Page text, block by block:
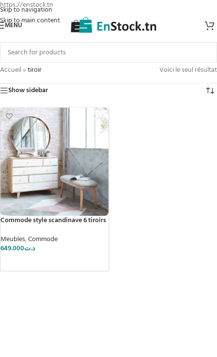
https://enstock.tn
Skip to navigation
Skip to main content
MENU
Accueil»tiroir
Voici le seul résultat
Show sidebar
Commode style scandinave 6 tiroirs
Meubles,Commode
د.ت649.000